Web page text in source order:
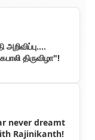
அறிவிப்பு….
திருவிழா"!
never dreamt
Rajinikanth!